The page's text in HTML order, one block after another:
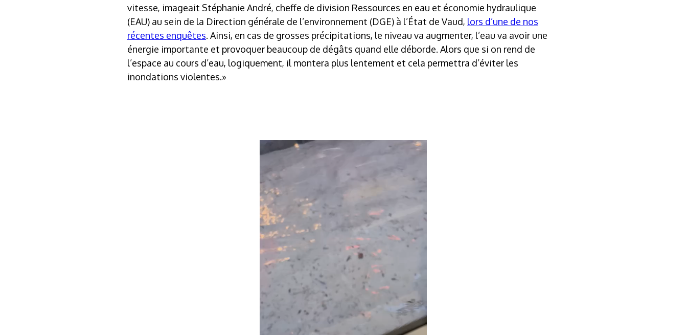
vitesse, imageait Stéphanie André, cheffe de division Ressources en eau et économie hydraulique
(EAU) au sein de la Direction générale de l’environnement (DGE) à l’État de Vaud, lors d’une de nos
récentes enquêtes. Ainsi, en cas de grosses précipitations, le niveau va augmenter, l’eau va avoir une
énergie importante et provoquer beaucoup de dégâts quand elle déborde. Alors que si on rend de
l’espace au cours d’eau, logiquement, il montera plus lentement et cela permettra d’éviter les
inondations violentes.»